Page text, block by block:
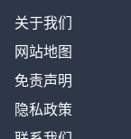
关于我们
网站地图
免责声明
隐私政策